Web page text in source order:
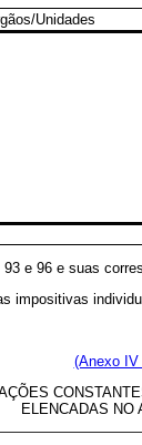
Unidades
e 96 e suas
impositivas
(Anexo IV
ELENCADAS NO